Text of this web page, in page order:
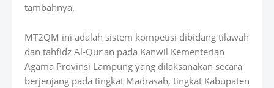
tambahnya.
MT2QM ini adalah sistem kompetisi dibidang tilawah
dan tahfidz Al-Qur’an pada Kanwil Kementerian
Agama Provinsi Lampung yang dilaksanakan secara
berjenjang pada tingkat Madrasah, tingkat Kabupaten